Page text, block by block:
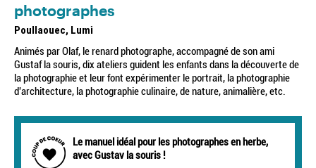
photographes
Poullaouec, Lumi
Animés par Olaf, le renard photographe, accompagné de son ami
Gustaf la souris, dix ateliers guident les enfants dans la découverte de
la photographie et leur font expérimenter le portrait, la photographie
d'architecture, la photographie culinaire, de nature, animalière, etc.
Le manuel idéal pour les photographes en herbe,
avec Gustav la souris !